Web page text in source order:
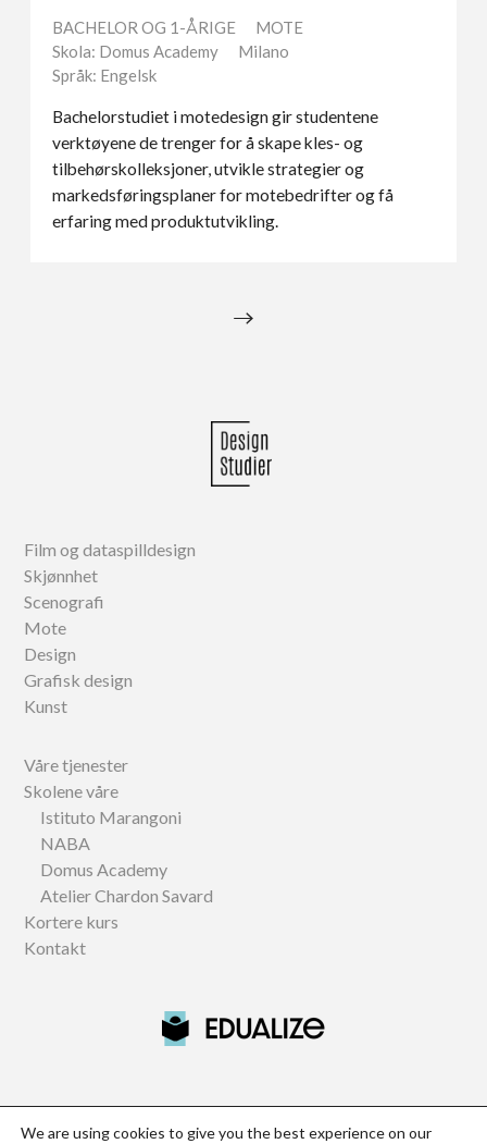
BACHELOR OG 1-ÅRIGE
MOTE
Skola: Domus Academy
Milano
Språk: Engelsk
Bachelorstudiet i motedesign gir studentene
verktøyene de trenger for å skape kles- og
tilbehørskolleksjoner, utvikle strategier og
markedsføringsplaner for motebedrifter og få
erfaring med produktutvikling.
→
Film og dataspilldesign
Skjønnhet
Scenografi
Mote
Design
Grafisk design
Kunst
Våre tjenester
Skolene våre
Istituto Marangoni
NABA
Domus Academy
Atelier Chardon Savard
Kortere kurs
Kontakt
Official partner of NABA, Istituto Marangoni and Domus
We are using cookies to give you the best experience on our